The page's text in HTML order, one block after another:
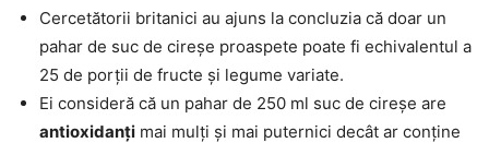
Cercetătorii britanici au ajuns la concluzia că doar un
pahar de suc de cireșe proaspete poate fi echivalentul a
25 de porții de fructe și legume variate.
Ei consideră că un pahar de 250 ml suc de cireșe are
antioxidanți mai mulți și mai puternici decât ar conține